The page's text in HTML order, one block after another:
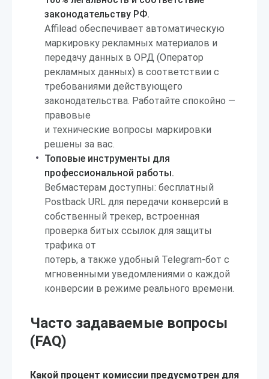
законодательству РФ.
Affilead обеспечивает автоматическую
маркировку рекламных материалов и
передачу данных в ОРД (Оператор
рекламных данных) в соответствии с
требованиями действующего
законодательства. Работайте спокойно —
правовые
и технические вопросы маркировки
решены за вас.
Топовые инструменты для
профессиональной работы.
Вебмастерам доступны: бесплатный
Postback URL для передачи конверсий в
собственный трекер, встроенная
проверка битых ссылок для защиты
трафика от
потерь, а также удобный Telegram-бот с
мгновенными уведомлениями о каждой
конверсии в режиме реального времени.
Часто задаваемые вопросы
(FAQ)
Какой процент комиссии предусмотрен для